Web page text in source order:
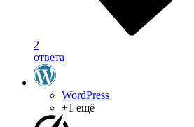
2
ответа
WordPress
+1 ещё